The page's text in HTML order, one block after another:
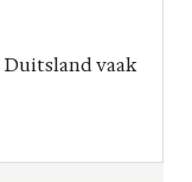
vaak